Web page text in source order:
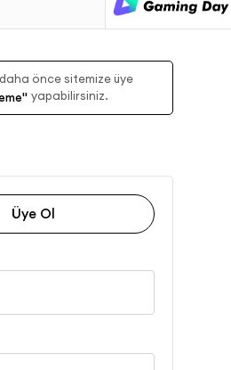
önce sitemize üye
yapabilirsiniz.
Üye Ol